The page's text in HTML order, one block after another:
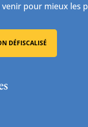
pour mieux les
DÉFISCALISÉ